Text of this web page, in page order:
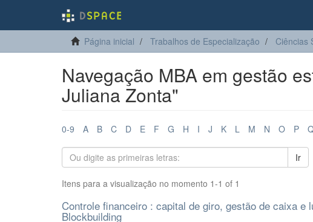
Página inicial Trabalhos de Especialização Ciências
Navegação MBA em gestão
Juliana Zonta"
0-9 A B C D E F G H I J K L M N O P
Ir
Itens para a visualização no momento 1-1 of 1
Controle financeiro : capital de giro, gestão de caixa
Blockbuilding